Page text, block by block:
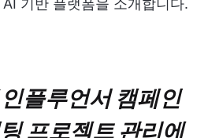
기반 플랫폼을 소개합니다.
플루언서 캠페인
프로젝트 관리에